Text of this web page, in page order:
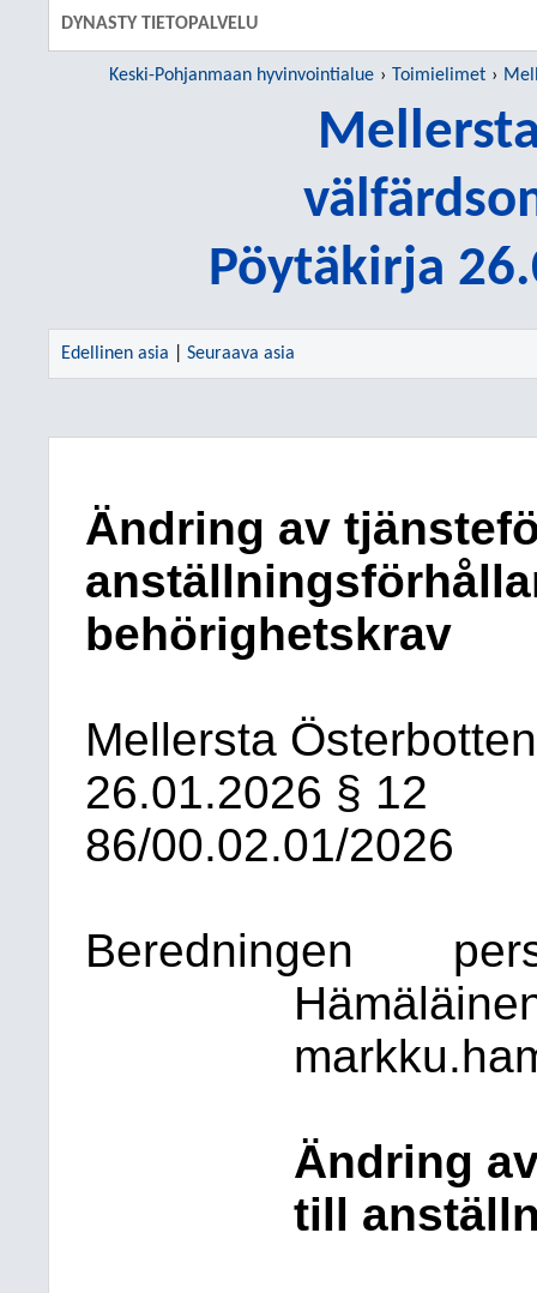
DYNASTY TIETOPALVELU
Keski-Pohjanmaan hyvinvointialue Toimielimet
Pöytäkirja
Edellinen asia Seuraava asia
Ändring av
behörighetskrav
Mellersta
26.01.2026 § 12
86/00.02.01/2026
Beredningen
Ändring
till